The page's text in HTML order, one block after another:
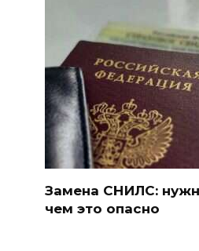
Замена СНИЛС:
чем это опасно